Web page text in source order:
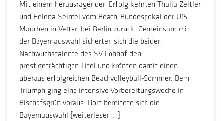
Mit einem herausragenden Erfolg kehrten Thalia Zeitler
und Helena Seimel vom Beach-Bundespokal der U15-
Mädchen in Velten bei Berlin zurück. Gemeinsam mit
der Bayernauswahl sicherten sich die beiden
Nachwuchstalente des SV Lohhof den
prestigeträchtigen Titel und krönten damit einen
überaus erfolgreichen Beachvolleyball-Sommer. Dem
Triumph ging eine intensive Vorbereitungswoche in
Bischofsgrün voraus. Dort bereitete sich die
Bayernauswahl [weiterlesen …]